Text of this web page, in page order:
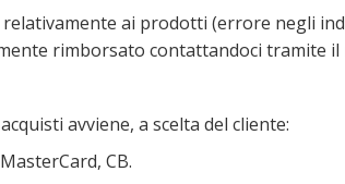
ai prodotti (errore negli
rimborsato contattandoci tramite il
avviene, a scelta del cliente:
CB.